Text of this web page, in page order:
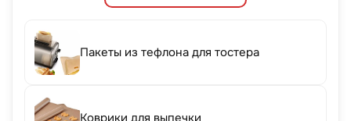
Пакеты из тефлона для тостера